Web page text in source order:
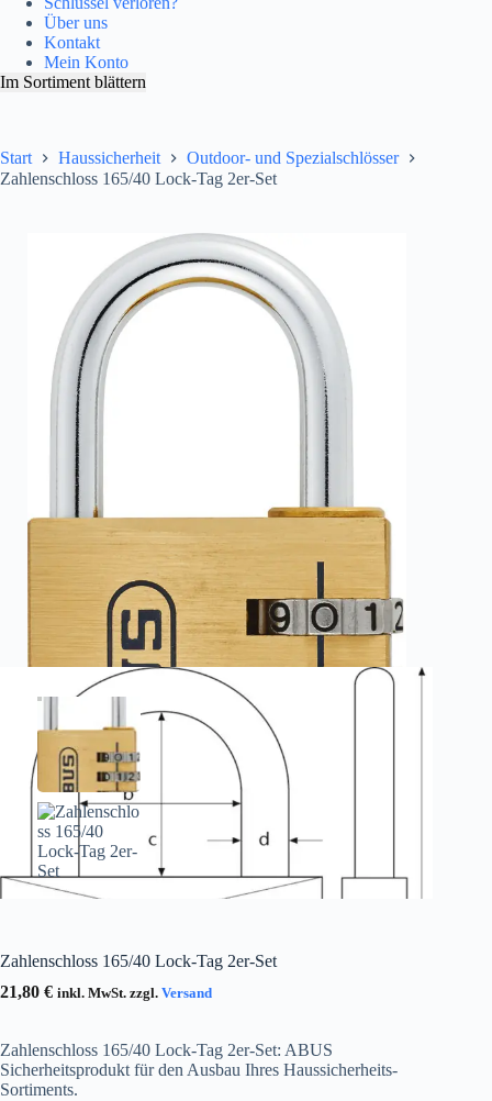
Über uns
Kontakt
Mein Konto
Im Sortiment blättern
Start Haussicherheit
Outdoor- und Spezialschlösser
Zahlenschloss 165/40 Lock-Tag 2er-Set
Zahlenschloss 165/40 Lock-Tag 2er-Set
21,80 € inkl. MwSt. zzgl. Versand
Zahlenschloss 165/40 Lock-Tag 2er-Set: ABUS
Sicherheitsprodukt für den Ausbau Ihres Haussicherheits-
Sortiments.